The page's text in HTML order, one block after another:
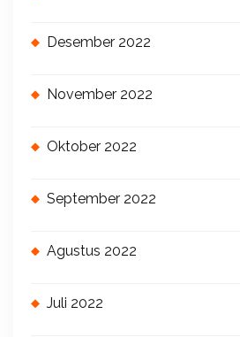
Desember 2022
November 2022
Oktober 2022
September 2022
Agustus 2022
Juli 2022